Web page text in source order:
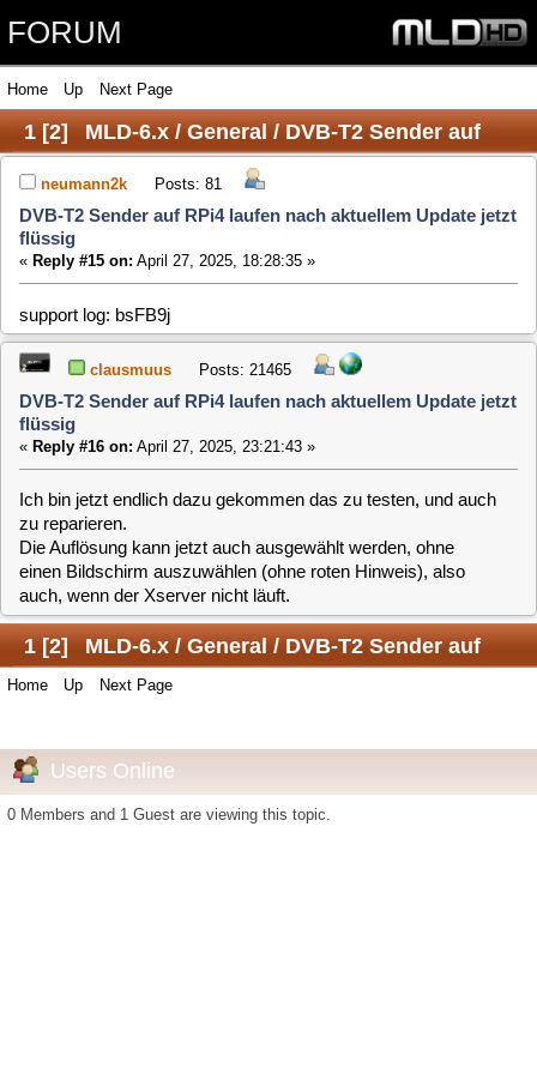
FORUM
1[2] MLD-6.x / General / DVB-T2 Sender auf
RPi4 laufen nach aktuellem Update jetzt flüssig
neumann2k Posts: 81
DVB-T2 Sender auf RPi4 laufen nach aktuellem Update jetzt
«Reply #15 on: April 27, 2025, 18:28:35 »
support log: bsFB9j
clausmuus Posts: 21465
DVB-T2 Sender auf RPi4 laufen nach aktuellem Update jetzt
flüssig
«Reply #16 on:April 27, 2025, 23:21:43 »
Ich bin jetzt endlich dazu gekommen das zu testen, und auch
zu reparieren.
Die Auflösung kann jetzt auch ausgewählt werden, ohne
auch, wenn der Xserver nicht läuft.
1[ ] MLD-6.x / General / DVB-T2 Sender auf
RPi4 laufen nach aktuellem Update jetzt flüssig
Home Up Next Page
Users Online
0 Members and 1 Guest are viewing this topic.